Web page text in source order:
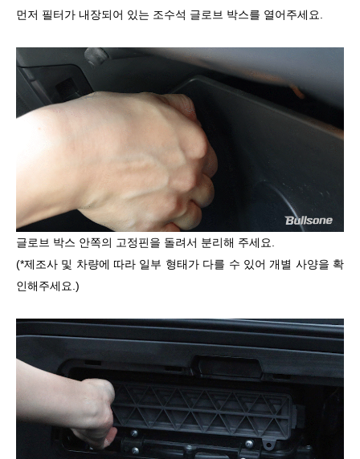
먼저 필터가 내장되어 있는 조수석 글로브 박스를 열어주세요.
글로브 박스 안쪽의 고정핀을 돌려서 분리해 주세요
(*제조사 및 차량에 따라 일부 형태가 다를 수 있어 개별 사양을 확
인해주세요 .)